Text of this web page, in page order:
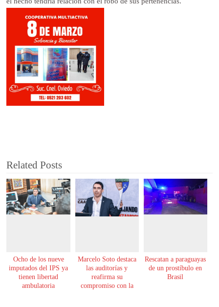
Related Posts
Ocho de los nueve
imputados del IPS ya
tienen libertad
ambulatoria
Marcelo Soto destaca
las auditorías y
reafirma su
compromiso con la
Rescatan a paraguayas
de un prostíbulo en
Brasil